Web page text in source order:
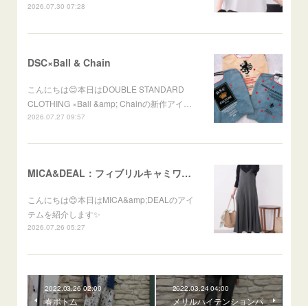
2026.07.30 07:28
DSC×Ball & Chain
こんにちは😊本日はDOUBLE STANDARD
CLOTHING ×Ball &amp; Chainの新作アイ…
2026.07.27 09:57
MICA&DEAL：フィブリルキャミワンピース
こんにちは😊本日はMICA&amp;DEALのアイ
テムを紹介します✨
2026.07.26 05:27
2022.03.26 02:00
春ボトム
2022.03.24 04:00
メリルハイテンションパ